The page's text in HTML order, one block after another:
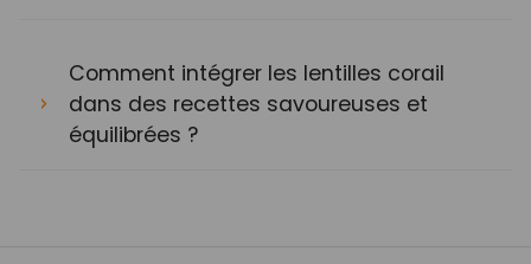
Comment intégrer les lentilles corail
dans des recettes savoureuses et
équilibrées ?